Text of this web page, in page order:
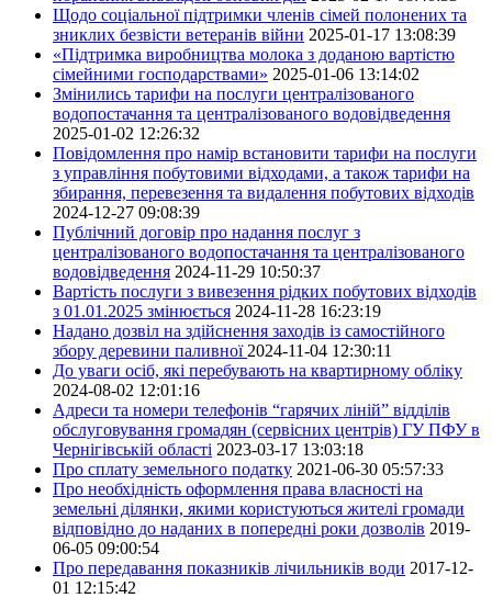
Щодо соціальної підтримки членів сімей полонених та
зниклих безвісти ветеранів війни 2025-01-17 13:08:39
«Підтримка виробництва молока з доданою вартістю
сімейними господарствами» 2025-01-06 13:14:02
Змінились тарифи на послуги централізованого
водопостачання та централізованого водовідведення
2025-01-02 12:26:32
Повідомлення про намір встановити тарифи на послуги
з управління побутовими відходами, а також тарифи на
збирання, перевезення та видалення побутових відходів
2024-12-27 09:08:39
Публічний договір про надання послуг з
централізованого водопостачання та централізованого
водовідведення 2024-11-29 10:50:37
Вартість послуги з вивезення рідких побутових відходів
з 01.01.2025 змінюється 2024-11-28 16:23:19
Надано дозвіл на здійснення заходів із самостійного
збору деревини паливної 2024-11-04 12:30:11
До уваги осіб, які перебувають на квартирному обліку
2024-08-02 12:01:16
Адреси та номери телефонів “гарячих ліній” відділів
обслуговування громадян (сервісних центрів) ГУ ПФУ в
Чернігівській області 2023-03-17 13:03:18
Про сплату земельного податку 2021-06-30 05:57:33
Про необхідність оформлення права власності на
земельні ділянки, якими користуються жителі громади
відповідно до наданих в попередні роки дозволів 2019-
06-05 09:00:54
Про передавання показників лічильників води 2017-12-
01 12:15:42